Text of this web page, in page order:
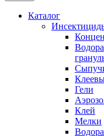
Каталог
Гели
Клей
Мелки